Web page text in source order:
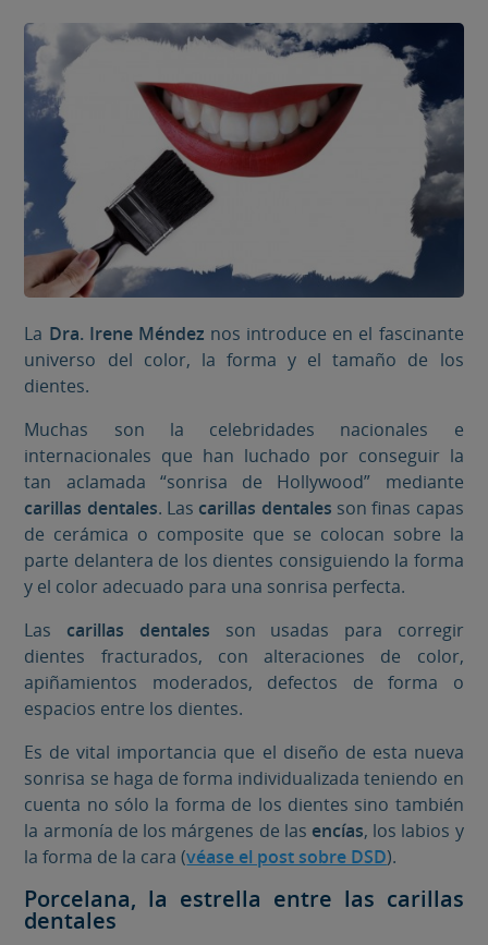
La Dra. Irene Méndez nos introduce en el fascinante
universo del color, la forma y el tamaño de los
dientes.
Muchas son la celebridades nacionales e
internacionales que han luchado por conseguir la
tan aclamada “sonrisa de Hollywood” mediante
carillas dentales. Las carillas dentales son finas capas
de cerámica o composite que se colocan sobre la
parte delantera de los dientes consiguiendo la forma
y el color adecuado para una sonrisa perfecta.
Las carillas dentales son usadas para corregir
dientes fracturados, con alteraciones de color,
apiñamientos moderados, defectos de forma o
espacios entre los dientes.
Es de vital importancia que el diseño de esta nueva
sonrisa se haga de forma individualizada teniendo en
cuenta no sólo la forma de los dientes sino también
la armonía de los márgenes de las encías, los labios y
la forma de la cara (véase el post sobre DSD).
Porcelana, la estrella entre las carillas
dentales